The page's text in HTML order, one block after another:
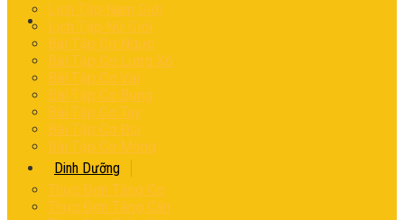
Lịch Tập Nam Giới
Lịch Tập Nữ Giới
Bài Tập Cơ Ngực
Bài Tập Cơ Lưng Xô
Bài Tập Cơ Vai
Bài Tập Cơ Bụng
Bài Tập Cơ Tay
Bài Tập Cơ Đùi
Bài Tập Cơ Mông
Dinh Dưỡng
Thực Đơn Tăng Cơ
Thực Đơn Tăng Cân